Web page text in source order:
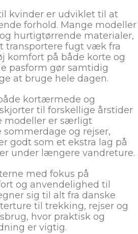
kvinder er udviklet til at
forhold. Mange modeller
hurtigtørrende materialer,
transportere fugt væk fra
komfort på både korte og
pasform gør samtidig
at bruge hele dagen.
kortærmede og
til forskellige årstider
modeller er særligt
og rejser,
godt som et ekstra lag på
under længere vandreture.
med fokus på
og anvendelighed til
sig til alt fra danske
til trekking, rejser og
hvor praktisk og
er vigtig.